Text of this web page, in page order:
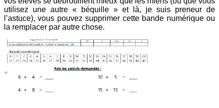
utilisez une autre « béquille » et là, je suis preneur de
l’astuce), vous pouvez supprimer cette bande numérique ou
la remplacer par autre chose.